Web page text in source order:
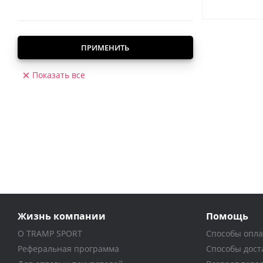
ПРИМЕНИТЬ
Показать все
Жизнь компании
О TRAMP SPORT
Реферальная программа
Помощь
Способы
Способы